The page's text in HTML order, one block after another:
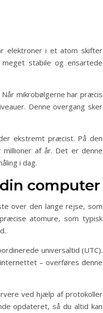
elektroner i et atom skifter
stabile og ensartede
mikrobølgerne har præcis
Denne overgang sker
ekstremt præcist. På den
millioner af år. Det er denne
i dag.
computer
over den lange rejse, som
atomure, som typisk
universaltid (UTC).
– overføres denne
ved hjælp af protokoller
opdateret, så du altid kan